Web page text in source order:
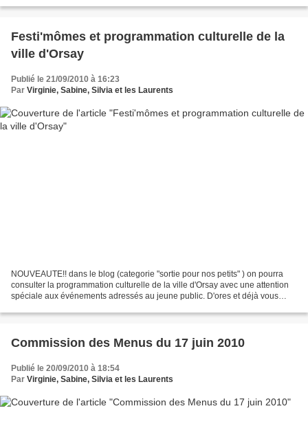
Festi'mômes et programmation culturelle de la
ville d'Orsay
Publié le 21/09/2010 à 16:23
Par Virginie, Sabine, Silvia et les Laurents
NOUVEAUTE!! dans le blog (categorie "sortie pour nos petits" ) on pourra
consulter la programmation culturelle de la ville d'Orsay avec une attention
spéciale aux événements adressés au jeune public. D'ores et déjà vous
Commission des Menus du 17 juin 2010
Publié le 20/09/2010 à 18:54
Par Virginie, Sabine, Silvia et les Laurents